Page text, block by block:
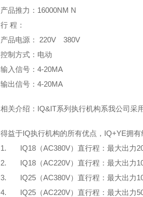
产品推力：16000NM N
行 程：
产品电源： 220V 380V
控制方式：电动
输入信号：4-20MA
输出信号：4-20MA
相关介绍：IQ&IT系列执行机构系我公司采
得益于IQ执行机构的所有优点，IQ+YE拥
1. IQ18（AC380V）直行程：最大出力
2. IQ18（AC220V）直行程：最大出力
3. IQ25（AC380V）直行程：最大出力
4. IQ25（AC220V）直行程：最大出力